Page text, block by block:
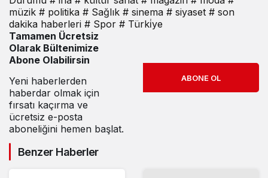
müzik # politika # Sağlık # sinema # siyaset # son
dakika haberleri # Spor # Türki̇ye
Tamamen Ücretsiz
Olarak Bültenimize
Abone Olabilirsin
Yeni haberlerden
haberdar olmak için
fırsatı kaçırma ve
ücretsiz e-posta
aboneliğini hemen başlat.
ABONE OL
Benzer Haberler